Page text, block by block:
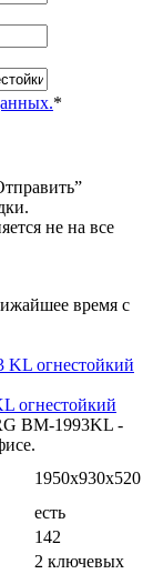
*
не на все
время с
огнестойкий
BM-1993KL -
1950х930х520
есть
142
2 ключевых